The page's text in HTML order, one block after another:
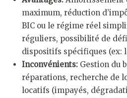
maximum, réduction
BIC ou le régime réel
réguliers, possibilité de
dispositifs spécifiques (ex:
Inconvénients: Gestion du
réparations, recherche de
locatifs (impayés,